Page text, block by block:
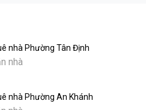
nhà Phường Tân Định
nhà
nhà Phường An Khánh